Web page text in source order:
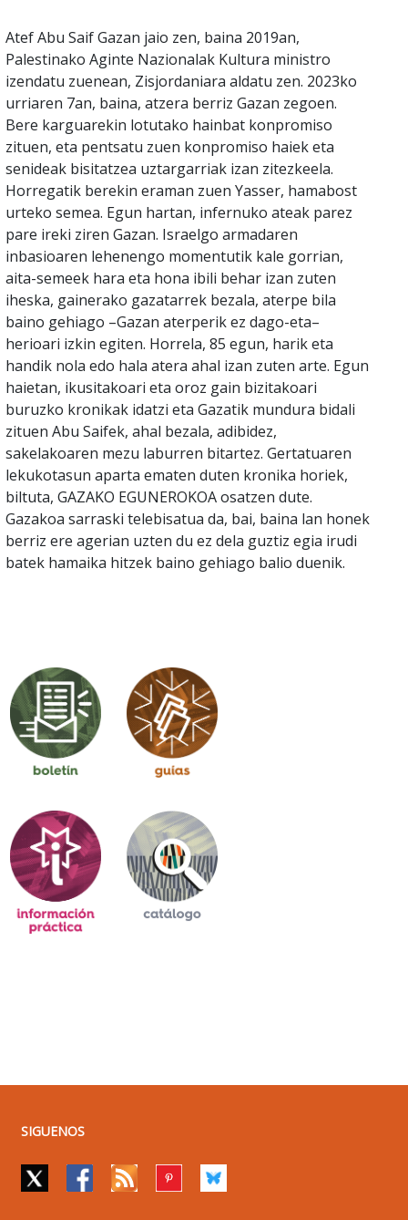
Atef Abu Saif Gazan jaio zen, baina 2019an,
Palestinako Aginte Nazionalak Kultura ministro
izendatu zuenean, Zisjordaniara aldatu zen. 2023ko
urriaren 7an, baina, atzera berriz Gazan zegoen.
Bere karguarekin lotutako hainbat konpromiso
zituen, eta pentsatu zuen konpromiso haiek eta
senideak bisitatzea uztargarriak izan zitezkeela.
Horregatik berekin eraman zuen Yasser, hamabost
urteko semea. Egun hartan, infernuko ateak parez
pare ireki ziren Gazan. Israelgo armadaren
inbasioaren lehenengo momentutik kale gorrian,
aita-semeek hara eta hona ibili behar izan zuten
iheska, gainerako gazatarrek bezala, aterpe bila
baino gehiago –Gazan aterperik ez dago-eta–
herioari izkin egiten. Horrela, 85 egun, harik eta
handik nola edo hala atera ahal izan zuten arte. Egun
haietan, ikusitakoari eta oroz gain bizitakoari
buruzko kronikak idatzi eta Gazatik mundura bidali
zituen Abu Saifek, ahal bezala, adibidez,
sakelakoaren mezu laburren bitartez. Gertatuaren
lekukotasun aparta ematen duten kronika horiek,
biltuta, GAZAKO EGUNEROKOA osatzen dute.
Gazakoa sarraski telebisatua da, bai, baina lan honek
berriz ere agerian uzten du ez dela guztiz egia irudi
batek hamaika hitzek baino gehiago balio duenik.
SIGUENOS